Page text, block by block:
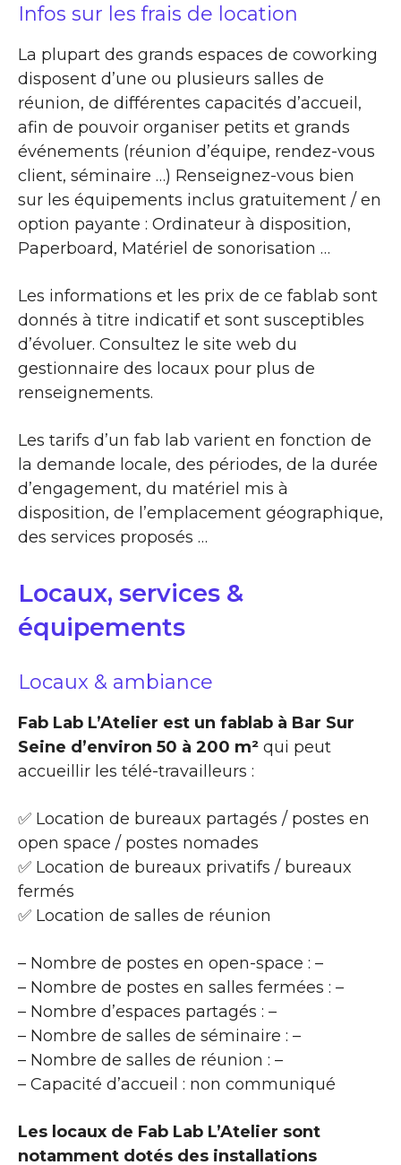
Infos sur les frais de location
La plupart des grands espaces de coworking
disposent d’une ou plusieurs salles de
réunion, de différentes capacités d’accueil,
afin de pouvoir organiser petits et grands
événements (réunion d’équipe, rendez-vous
client, séminaire …) Renseignez-vous bien
sur les équipements inclus gratuitement / en
option payante : Ordinateur à disposition,
Paperboard, Matériel de sonorisation …
Les informations et les prix de ce fablab sont
donnés à titre indicatif et sont susceptibles
d’évoluer. Consultez le site web du
gestionnaire des locaux pour plus de
renseignements.
Les tarifs d’un fab lab varient en fonction de
la demande locale, des périodes, de la durée
d’engagement, du matériel mis à
disposition, de l’emplacement géographique,
des services proposés …
Locaux, services &
équipements
Locaux & ambiance
Fab Lab L’Atelier est un fablab à Bar Sur
Seine d’environ 50 à 200 m² qui peut
accueillir les télé-travailleurs :
✅ Location de bureaux partagés / postes en
open space / postes nomades
✅ Location de bureaux privatifs / bureaux
fermés
✅ Location de salles de réunion
– Nombre de postes en open-space : –
– Nombre de postes en salles fermées : –
– Nombre d’espaces partagés : –
– Nombre de salles de séminaire : –
– Nombre de salles de réunion : –
– Capacité d’accueil : non communiqué
Les locaux de Fab Lab L’Atelier sont
notamment dotés des installations